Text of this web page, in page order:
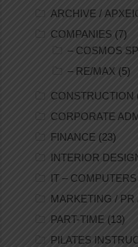
ARCHIVE /
COMPANIES (7)
– COSMOS
– RE/MAX (5)
CONSTRUCTION
CORPORATE
FINANCE (23)
INTERIOR
IT –
MARKETING /
PART-TIME (13)
PILATES